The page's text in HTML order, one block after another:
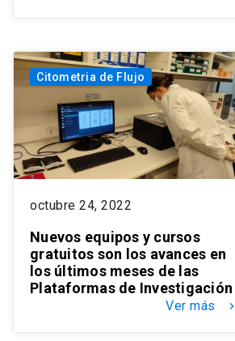
Citometria de Flujo
octubre 24, 2022
Nuevos equipos y cursos
gratuitos son los avances en
los últimos meses de las
Plataformas de Investigación
Ver más keyboard_arrow_right